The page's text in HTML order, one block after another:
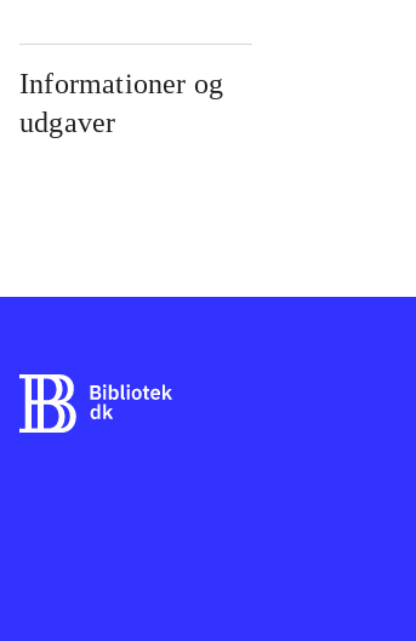
Informationer og
udgaver